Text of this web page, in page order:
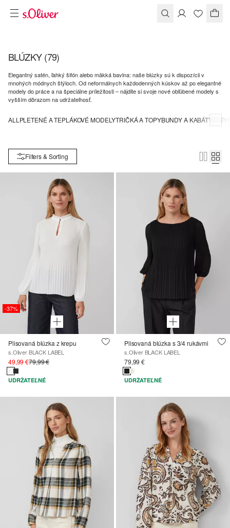
BLÚZKY(79)
Elegantný satén, ľahký šifón alebo mäkká bavlna: naše blúzky sú k dispozícii v
mnohých módnych štýloch. Od neformálnych každodenných kúskov až po elegantné
modely do práce a na špeciálne príležitosti – nájdite si svoje nové obľúbené modely s
vyšším dôrazom na udržateľnosť.
ALL PLETENÉ A TEPLÁKOVÉ MODELYTRIČKÁ A TOPYBUNDY A KABÁTY ŠATY
Filters & Sorting
-37%
Plisovaná blúzka z krepu
s.Oliver BLACK LABEL
49,99 €79,99 €
UDRŽATEĽNÉ
Plisovaná blúzka s 3/4 rukávmi
s.Oliver BLACK LABEL
79,99 €
UDRŽATEĽNÉ